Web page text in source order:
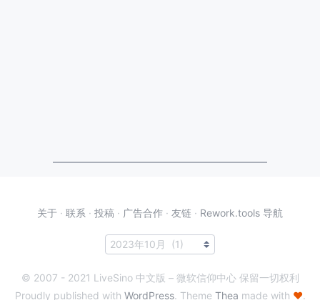
关于 · 联系 · 投稿 · 广告合作 · 友链 · Rework.tools 导航
© 2007 - 2021 LiveSino 中文版 – 微软信仰中心 保留一切权利
Proudly published with WordPress. Theme Thea made with ♥.